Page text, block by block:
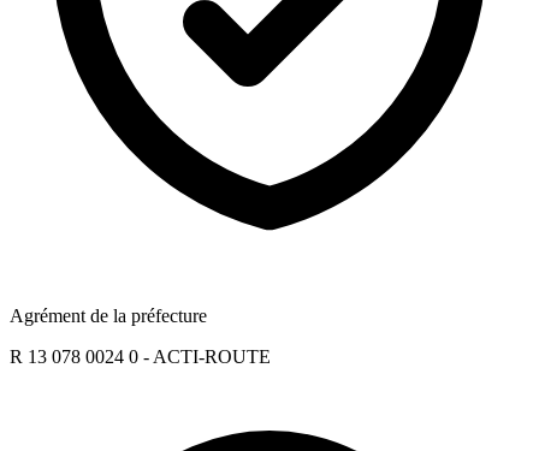
Agrément de la préfecture
R 13 078 0024 0 - ACTI-ROUTE